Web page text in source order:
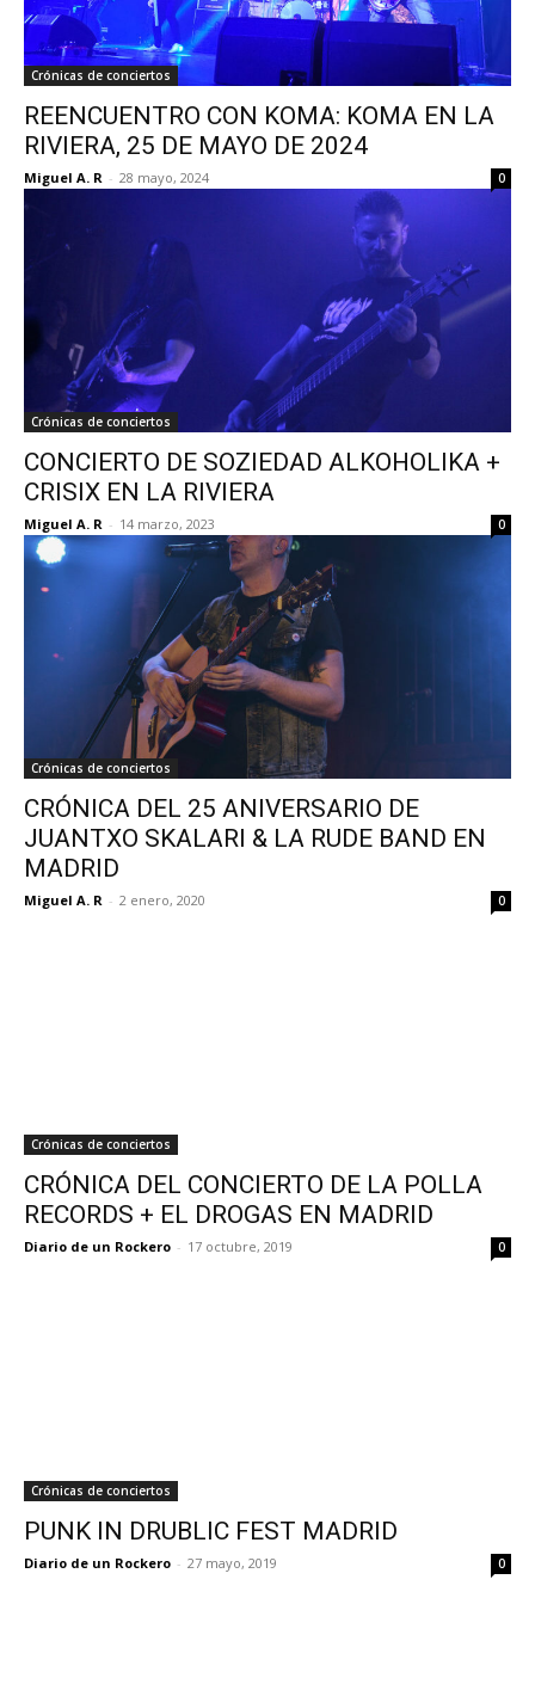
Crónicas de conciertos
REENCUENTRO CON KOMA: KOMA EN LA
RIVIERA, 25 DE MAYO DE 2024
Miguel A. R - 28 mayo, 2024 0
Crónicas de conciertos
CONCIERTO DE SOZIEDAD ALKOHOLIKA +
CRISIX EN LA RIVIERA
Miguel A. R - 14 marzo, 2023 0
Crónicas de conciertos
CRÓNICA DEL 25 ANIVERSARIO DE
JUANTXO SKALARI & LA RUDE BAND EN
MADRID
Miguel A. R - 2 enero, 2020 0
Crónicas de conciertos
CRÓNICA DEL CONCIERTO DE LA POLLA
RECORDS + EL DROGAS EN MADRID
Diario de un Rockero - 17 octubre, 2019 0
Crónicas de conciertos
PUNK IN DRUBLIC FEST MADRID
Diario de un Rockero - 27 mayo, 2019 0